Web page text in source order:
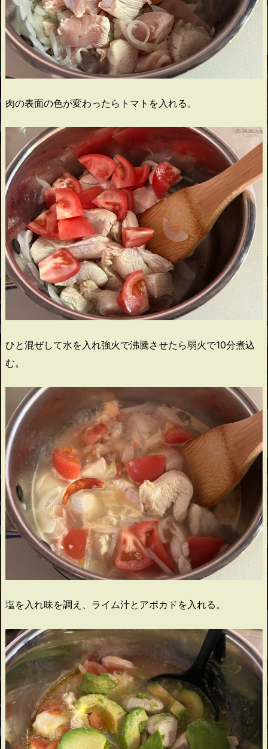
肉の表面の色が変わったらトマトを入れる。
ひと混ぜして水を入れ強火で沸騰させたら弱火で10分煮込
む。
塩を入れ味を調え、ライム汁とアボカドを入れる。